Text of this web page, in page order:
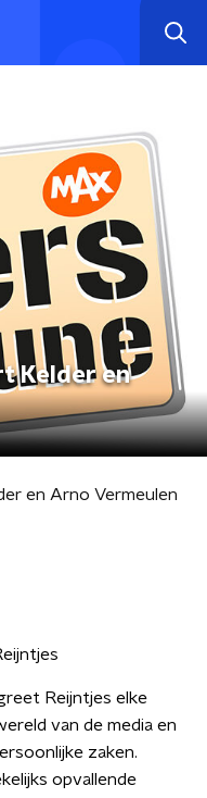
Kelder en
en Arno Vermeulen
Reijntjes elke
van de media en
zaken.
opvallende